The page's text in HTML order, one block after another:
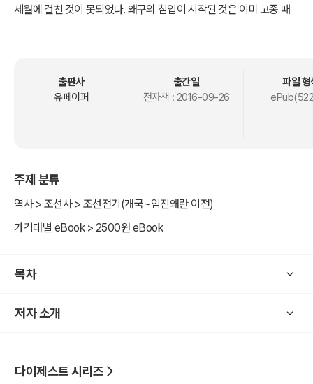
세월에 걸친 것이 못되었다. 왜구의 침입이 시작된 것은 이미 고종 때
을 약화시키는 데 성공했다. 또 최무선(崔茂宣)이 화통도감에서 만든
각종 화포(火砲)로써 왜구의 함선을 무찔러 공을 세웠다. 박위(朴?)는
출판사
유페이퍼
출간일
전자책 : 2016-09-26
파일 형
주제 분류
역사 > 조선사 > 조선전기(개국~임진왜란 이전)
가격대별 eBook > 2500원 eBook
목차
저자 소개
다이제스트 시리즈